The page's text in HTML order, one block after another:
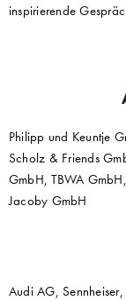
inspirierende
Philipp und Keuntje
Scholz & Friends
GmbH, TBWA
Jacoby GmbH
Audi AG,